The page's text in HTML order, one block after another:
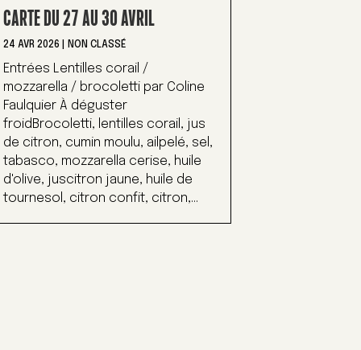
CARTE DU 27 AU 30 AVRIL
24 AVR 2026 NON CLASSÉ
Entrées Lentilles corail /
mozzarella / brocoletti par Coline
Faulquier À déguster
froidBrocoletti, lentilles corail, jus
de citron, cumin moulu, ailpelé, sel,
tabasco, mozzarella cerise, huile
d'olive, juscitron jaune, huile de
tournesol, citron confit, citron,...